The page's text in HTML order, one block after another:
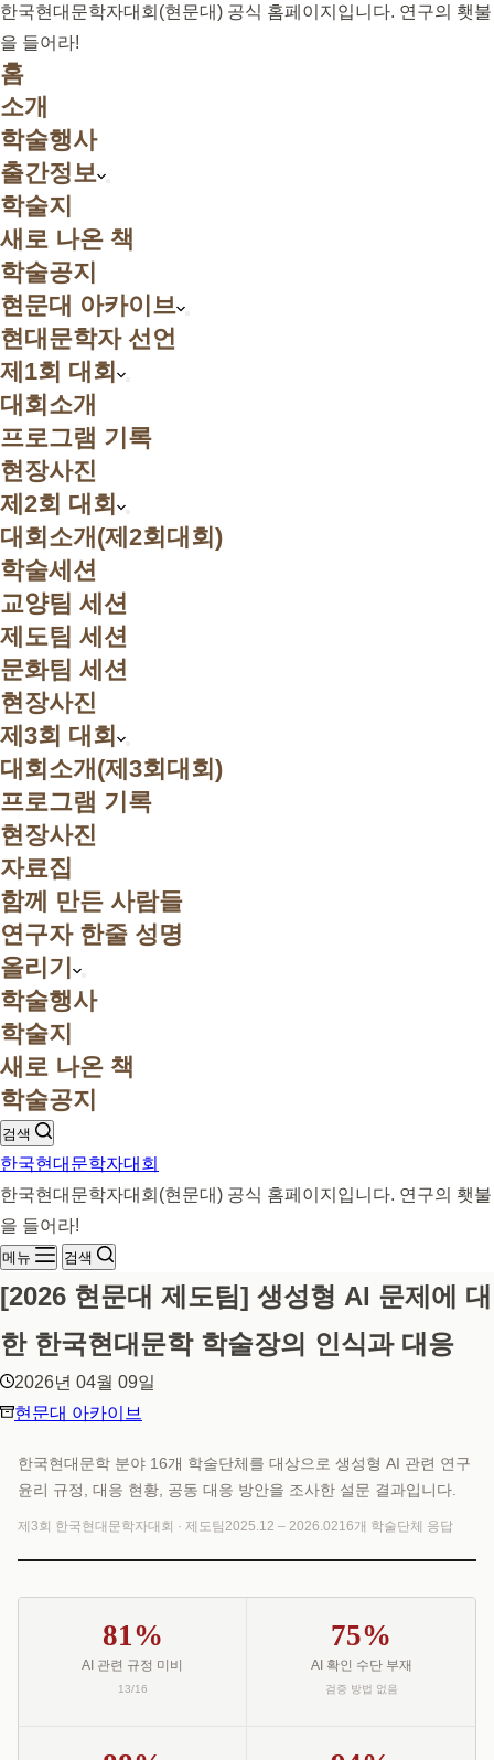
한국현대문학자대회(현문대) 공식 홈페이지입니다. 연구의 횃불
을 들어라!
홈
소개
학술행사
출간정보
학술지
새로 나온 책
학술공지
현문대 아카이브
현대문학자 선언
제1회 대회
대회소개
프로그램 기록
현장사진
제2회 대회
대회소개(제2회대회)
학술세션
교양팀 세션
제도팀 세션
문화팀 세션
현장사진
제3회 대회
대회소개(제3회대회)
프로그램 기록
현장사진
자료집
함께 만든 사람들
연구자 한줄 성명
올리기
학술행사
학술지
새로 나온 책
학술공지
검색
한국현대문학자대회
한국현대문학자대회(현문대) 공식 홈페이지입니다. 연구의 횃불
을 들어라!
메뉴 검색
[2026 현문대 제도팀] 생성형 AI 문제에 대
한 한국현대문학 학술장의 인식과 대응
2026년 04월 09일
현문대 아카이브
한국현대문학 분야 16개 학술단체를 대상으로 생성형 AI 관련 연구
윤리 규정, 대응 현황, 공동 대응 방안을 조사한 설문 결과입니다.
제3회 한국현대문학자대회 · 제도팀2025.12 – 2026.0216개 학술단체 응답
81%
AI 관련 규정 미비
13/16
75%
AI 확인 수단 부재
검증 방법 없음